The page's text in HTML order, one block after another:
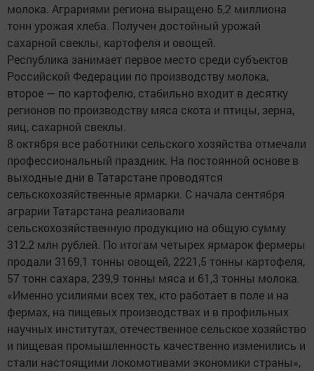
молока. Аграриями региона выращено 5,2 миллиона
тонн урожая хлеба. Получен достойный урожай
сахарной свеклы, картофеля и овощей.
Республика занимает первое место среди субъектов
Российской Федерации по производству молока,
второе — по картофелю, стабильно входит в десятку
регионов по производству мяса скота и птицы, зерна,
яиц, сахарной свеклы.
8 октября все работники сельского хозяйства отмечали
профессиональный праздник. На постоянной основе в
выходные дни в Татарстане проводятся
сельскохозяйственные ярмарки. С начала сентября
аграрии Татарстана реализовали
сельскохозяйственную продукцию на общую сумму
312,2 млн рублей. По итогам четырех ярмарок фермеры
продали 3169,1 тонны овощей, 2221,5 тонны картофеля,
57 тонн сахара, 239,9 тонны мяса и 61,3 тонны молока.
«Именно усилиями всех тех, кто работает в поле и на
фермах, на пищевых производствах и в профильных
научных институтах, отечественное сельское хозяйство
и пищевая промышленность качественно изменились и
стали настоящими локомотивами экономики страны»,